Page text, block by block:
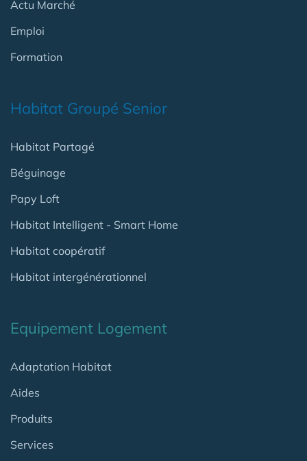
Actu Marché
Emploi
Formation
Habitat Groupé Senior
Habitat Partagé
Béguinage
Papy Loft
Habitat Intelligent - Smart Home
Habitat coopératif
Habitat intergénérationnel
Equipement Logement
Adaptation Habitat
Aides
Produits
Services